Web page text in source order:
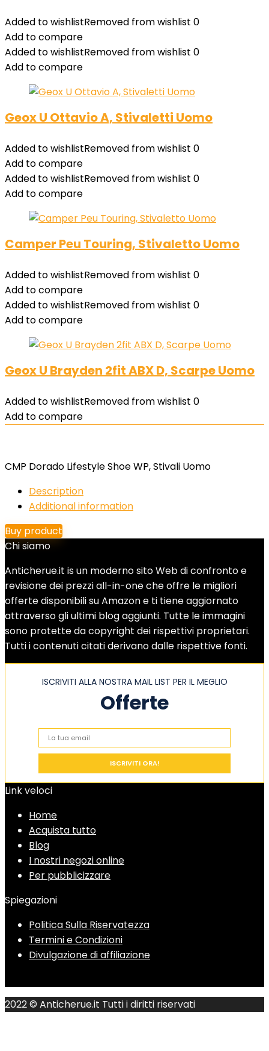
Added to wishlistRemoved from wishlist 0
Add to compare
Added to wishlistRemoved from wishlist 0
Add to compare
Geox U Ottavio A, Stivaletti Uomo
Added to wishlistRemoved from wishlist 0
Add to compare
Added to wishlistRemoved from wishlist 0
Add to compare
Camper Peu Touring, Stivaletto Uomo
Added to wishlistRemoved from wishlist 0
Add to compare
Added to wishlistRemoved from wishlist 0
Add to compare
Geox U Brayden 2fit ABX D, Scarpe Uomo
Added to wishlistRemoved from wishlist 0
Add to compare
CMP Dorado Lifestyle Shoe WP, Stivali Uomo
Description
Additional information
Buy product
Chi siamo
Anticherue.it is un moderno sito Web di confronto e
revisione dei prezzi all-in-one che offre le migliori
offerte disponibili su Amazon e ti tiene aggiornato
attraverso gli ultimi blog aggiunti. Tutte le immagini
sono protette da copyright dei rispettivi proprietari.
Tutti i contenuti citati derivano dalle rispettive fonti.
ISCRIVITI ALLA NOSTRA MAIL LIST PER IL MEGLIO
Offerte
Link veloci
Home
Acquista tutto
Blog
I nostri negozi online
Per pubblicizzare
Spiegazioni
Politica Sulla Riservatezza
Termini e Condizioni
Divulgazione di affiliazione
2022 © Anticherue.it Tutti i diritti riservati